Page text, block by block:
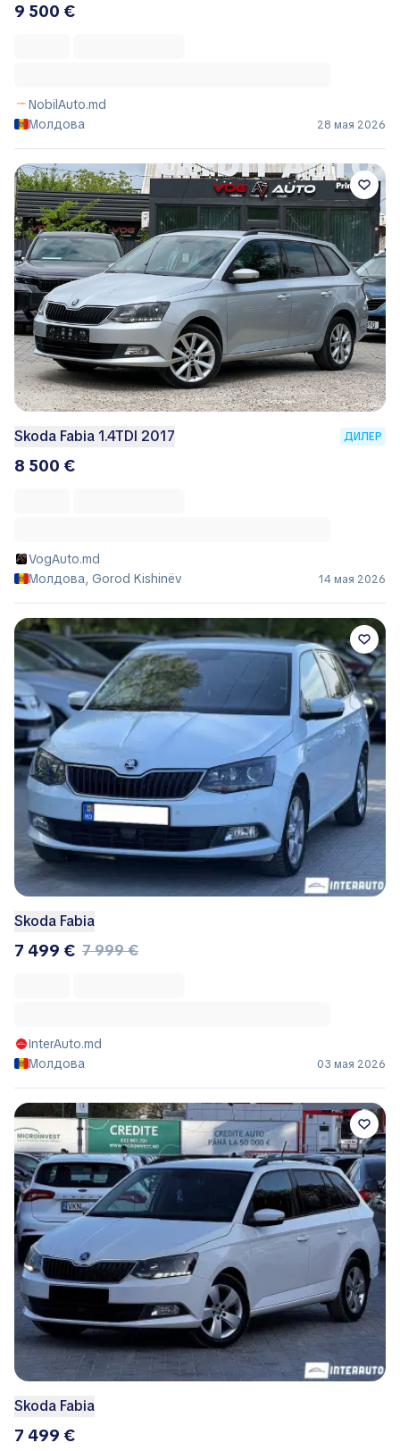
9 500 €
NobilAuto.md
Молдова
28 мая 2026
Skoda Fabia 1.4TDI 2017 ДИЛЕР
8 500 €
VogAuto.md
Молдова, Gorod Kishinëv
14 мая 2026
Skoda Fabia
7 499 € 7 999 €
InterAuto.md
Молдова
03 мая 2026
Skoda Fabia
7 499 €